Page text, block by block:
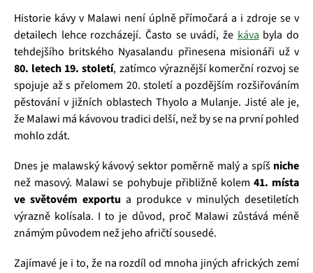
Historie kávy v Malawi není úplně přímočará a i zdroje se v
detailech lehce rozcházejí. Často se uvádí, že káva byla do
tehdejšího britského Nyasalandu přinesena misionáři už v
80. letech 19. století, zatímco výraznější komerční rozvoj se
spojuje až s přelomem 20. století a pozdějším rozšiřováním
pěstování v jižních oblastech Thyolo a Mulanje. Jisté ale je,
že Malawi má kávovou tradici delší, než by se na první pohled
mohlo zdát.
Dnes je malawský kávový sektor poměrně malý a spíš niche
než masový. Malawi se pohybuje přibližně kolem 41. místa
ve světovém exportu a produkce v minulých desetiletích
výrazně kolísala. I to je důvod, proč Malawi zůstává méně
známým původem než jeho afričtí sousedé.
Zajímavé je i to, že na rozdíl od mnoha jiných afrických zemí